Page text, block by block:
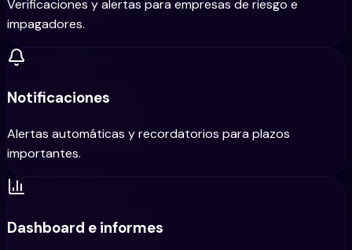
Verificaciones y alertas para empresas de riesgo e
impagadores.
Notificaciones
Alertas automáticas y recordatorios para plazos
importantes.
Dashboard e informes